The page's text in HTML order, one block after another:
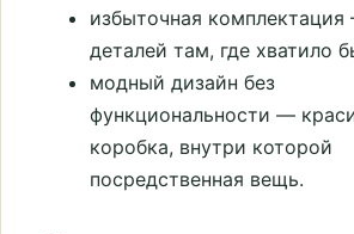
избыточная
деталей там, где хватило
модный дизайн без
функциональности —
коробка, внутри которой
посредственная вещь.